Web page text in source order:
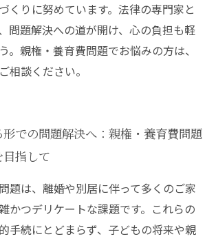
くりに努めています。法律の専門家と
問題解決への道が開け、心の負担も軽
。親権・養育費問題でお悩みの方は、
相談ください。
での問題解決へ：親権・養育費問題
指して
題は、離婚や別居に伴って多くのご家
かつデリケートな課題です。これらの
手続にとどまらず、子どもの将来や親